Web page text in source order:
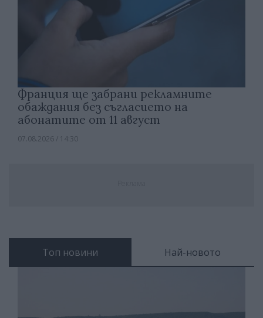
Франция ще забрани рекламните
обаждания без съгласието на
абонатите от 11 август
07.08.2026 / 14:30
Топ новини Най-новото